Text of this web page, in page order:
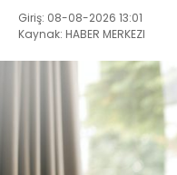
Giriş: 08-08-2026 13:01
Kaynak: HABER MERKEZI